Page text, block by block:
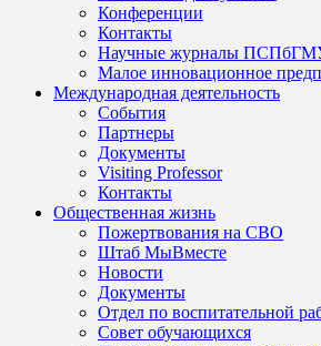
Конференции
Контакты
Научные журналы
Малое инновационное
Международная деятельность
События
Партнеры
Документы
Visiting Professor
Контакты
Общественная жизнь
Пожертвования на СВО
Штаб МыВместе
Новости
Документы
Отдел по воспитательной
Совет обучающихся